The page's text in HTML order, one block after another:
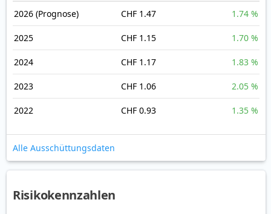
2026 (Prognose) CHF 1.47 1.74 %
2025 CHF 1.15 1.70 %
2024 CHF 1.17 1.83 %
2023 CHF 1.06 2.05 %
2022 CHF 0.93 1.35 %
Alle Ausschüttungsdaten
Risikokennzahlen